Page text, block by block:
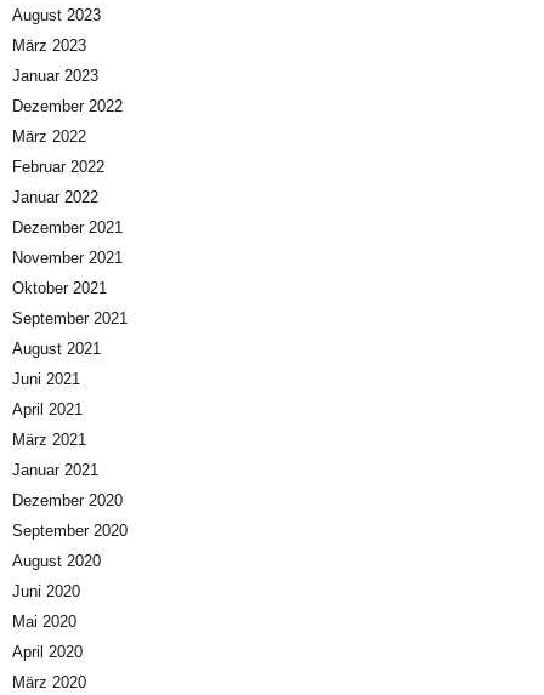
August 2023
März 2023
Januar 2023
Dezember 2022
März 2022
Februar 2022
Januar 2022
Dezember 2021
November 2021
Oktober 2021
September 2021
August 2021
Juni 2021
April 2021
März 2021
Januar 2021
Dezember 2020
September 2020
August 2020
Juni 2020
Mai 2020
April 2020
März 2020